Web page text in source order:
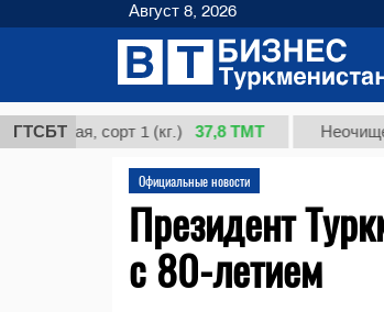
ГТСБТсорт 1 (кг.) 37,8 ТМТ Неочищенная
Официальные новости
Президент
с 80-летием
Август 8, 2026